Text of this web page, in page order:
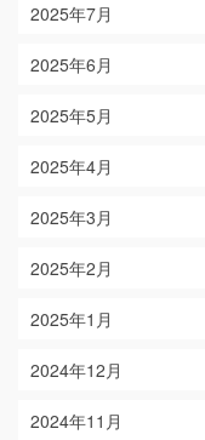
2025年7月
2025年6月
2025年5月
2025年4月
2025年3月
2025年2月
2025年1月
2024年12月
2024年11月